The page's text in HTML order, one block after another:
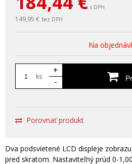
s DPH
149,95 € bez DPH
Na
ks
+
-
Porovnať produkt
Dva podsvietené LCD displeje
pred skratom. Nastaviteľný prúd 0-